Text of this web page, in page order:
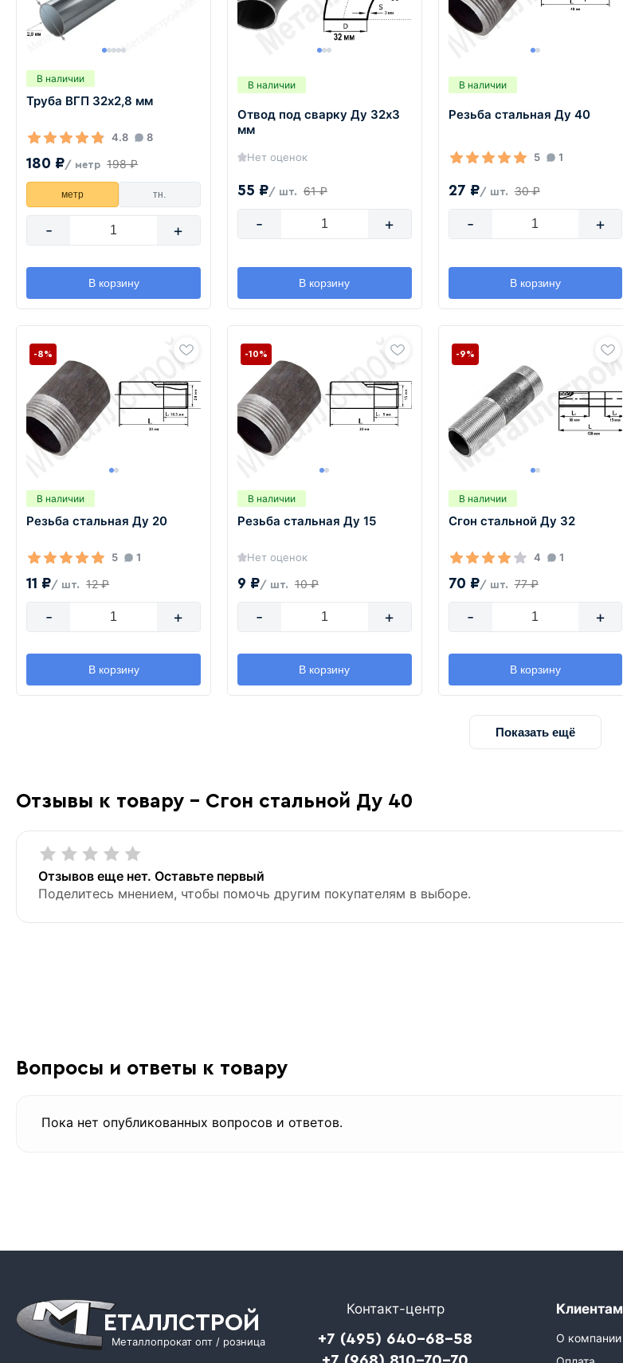
В наличии
Труба ВГП 32х2,8 мм
4.8 8
180 ₽/ метр 198 ₽
метр тн.
- +
В корзину
В наличии
Отвод под сварку Ду 32х3
мм
Нет оценок
55 ₽/ шт. 61 ₽
- +
В корзину
В наличии
Резьба стальная Ду 40
5 1
27 ₽/ шт. 30 ₽
- +
В корзину
В наличии
Резьба стальная Ду 20
5 1
11 ₽/ шт. 12 ₽
-8%
- +
В корзину
В наличии
Резьба стальная Ду 15
Нет оценок
9 ₽/ шт. 10 ₽
-10%
- +
В корзину
В наличии
Сгон стальной Ду 32
4 1
70 ₽/ шт. 77 ₽
-9%
- +
В корзину
Показать ещё
Отзывы к товару - Сгон стальной Ду 40
Отзывов еще нет. Оставьте первый
Поделитесь мнением, чтобы помочь другим покупателям в выборе.
Вопросы и ответы к товару
Пока нет опубликованных вопросов и ответов.
ЕТАЛЛСТРОЙ
Металлопрокат опт / розница
Контакт-центр
+7 (495) 640-68-58
Клиентам
О компании